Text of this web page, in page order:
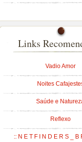
Links
Vadio Amor
Noites
Saúde e
Reflexo
:: N E T F I N D E R S _ B